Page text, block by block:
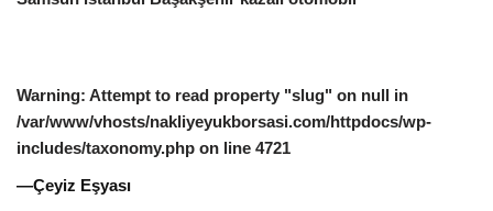
Warning: Attempt to read property "slug" on null in
/var/www/vhosts/nakliyeyukborsasi.com/httpdocs/wp-
includes/taxonomy.php on line 4721
—Çeyiz Eşyası